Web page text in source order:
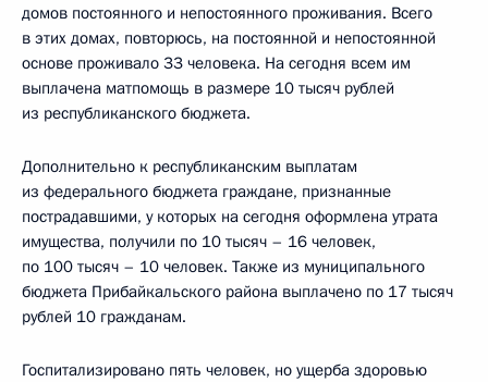
домов постоянного и непостоянного проживания. Всего
в этих домах, повторюсь, на постоянной и непостоянной
основе проживало 33 человека. На сегодня всем им
выплачена матпомощь в размере 10 тысяч рублей
из республиканского бюджета.
Дополнительно к республиканским выплатам
из федерального бюджета граждане, признанные
пострадавшими, у которых на сегодня оформлена утрата
имущества, получили по 10 тысяч – 16 человек,
по 100 тысяч – 10 человек. Также из муниципального
бюджета Прибайкальского района выплачено по 17 тысяч
рублей 10 гражданам.
Госпитализировано пять человек, но ущерба здоровью